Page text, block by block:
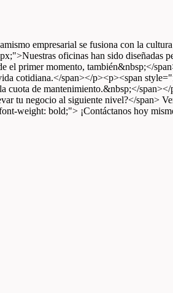
empresarial se fusiona con la
oficinas han sido diseñadas
el primer momento, también&nbsp;</
cotidiana.</span></p><p><span
cuota de mantenimiento.&nbsp;</
negocio al siguiente nivel?</span>
weight: bold;"> ¡Contáctanos hoy